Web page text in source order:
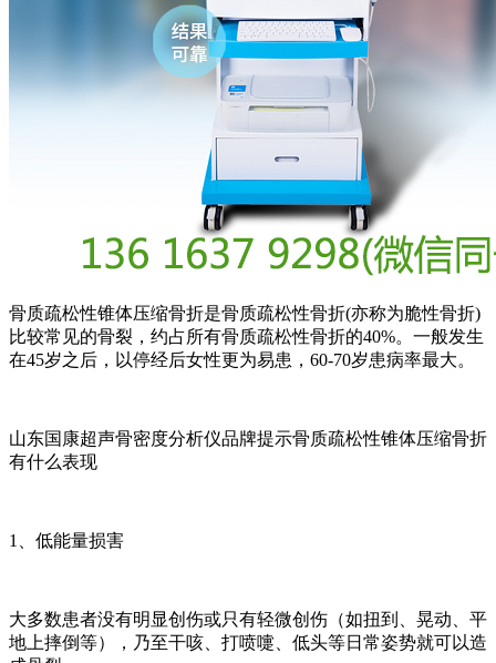
骨质疏松性锥体压缩骨折是骨质疏松性骨折(亦称为脆性骨折)
比较常见的骨裂，约占所有骨质疏松性骨折的40%。一般发生
在45岁之后，以停经后女性更为易患，60-70岁患病率最大。
山东国康超声骨密度分析仪品牌提示骨质疏松性锥体压缩骨折
有什么表现
1、低能量损害
大多数患者没有明显创伤或只有轻微创伤（如扭到、晃动、平
地上摔倒等），乃至干咳、打喷嚏、低头等日常姿势就可以造